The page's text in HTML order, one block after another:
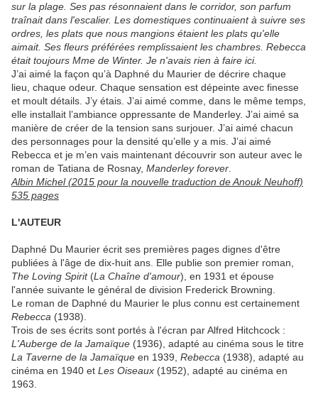
sur la plage. Ses pas résonnaient dans le corridor, son parfum
traînait dans l'escalier. Les domestiques continuaient à suivre ses
ordres, les plats que nous mangions étaient les plats qu'elle
aimait. Ses fleurs préférées remplissaient les chambres. Rebecca
était toujours Mme de Winter. Je n'avais rien à faire ici.
J’ai aimé la façon qu’à Daphné du Maurier de décrire chaque
lieu, chaque odeur. Chaque sensation est dépeinte avec finesse
et moult détails. J’y étais. J’ai aimé comme, dans le même temps,
elle installait l’ambiance oppressante de Manderley. J’ai aimé sa
manière de créer de la tension sans surjouer. J’ai aimé chacun
des personnages pour la densité qu’elle y a mis. J’ai aimé
Rebecca et je m’en vais maintenant découvrir son auteur avec le
roman de Tatiana de Rosnay, Manderley forever
Albin Michel (2015 pour la nouvelle traduction de Anouk Neuhoff)
535 pages
L'AUTEUR
Daphné Du Maurier écrit ses premières pages dignes d'être
publiées à l'âge de dix-huit ans. Elle publie son premier roman,
The Loving Spirit(La Chaîne d'amour), en 1931 et épouse
l'année suivante le général de division Frederick Browning.
Le roman de Daphné du Maurier le plus connu est certainement
Rebecca (1938).
Trois de ses écrits sont portés à l'écran par Alfred Hitchcock :
L'Auberge de la Jamaïque (1936), adapté au cinéma sous le titre
La Taverne de la Jamaïque en 1939, Rebecca (1938), adapté au
cinéma en 1940 et Les Oiseaux (1952), adapté au cinéma en
1963.